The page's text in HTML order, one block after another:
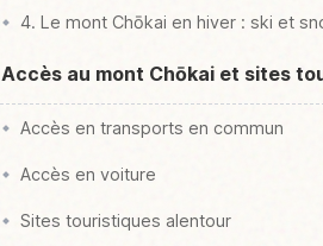
4. Le mont Chōkai en hiver : ski et
Accès au mont Chōkai et sites
Accès en transports en commun
Accès en voiture
Sites touristiques alentour